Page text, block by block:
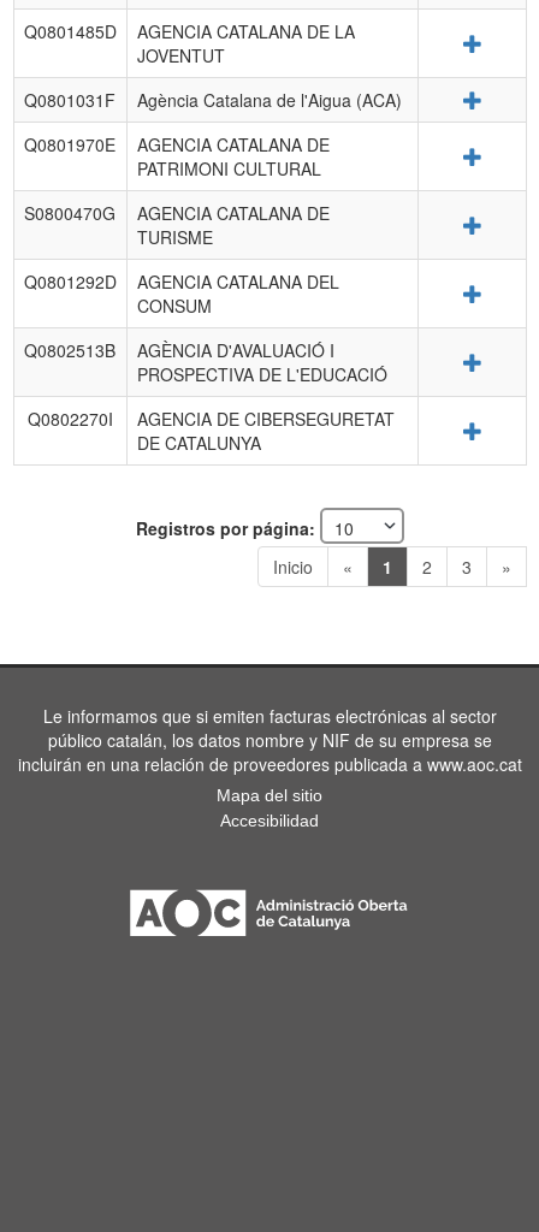
Q0801485D
AGENCIA CATALANA DE LA
JOVENTUT
Q0801031F Agència Catalana de l'Aigua (ACA)
Q0801970E
AGENCIA CATALANA DE
PATRIMONI CULTURAL
S0800470G
AGENCIA CATALANA DE
TURISME
Q0801292D
AGENCIA CATALANA DEL
CONSUM
Q0802513B
AGÈNCIA D'AVALUACIÓ I
PROSPECTIVA DE L'EDUCACIÓ
Q0802270I
AGENCIA DE CIBERSEGURETAT
DE CATALUNYA
Registros por página:
Inicio
« 1 2 3 »
Le informamos que si emiten facturas electrónicas al sector
público catalán, los datos nombre y NIF de su empresa se
incluirán en una relación de proveedores publicada a www.aoc.cat
Mapa del sitio
Accesibilidad